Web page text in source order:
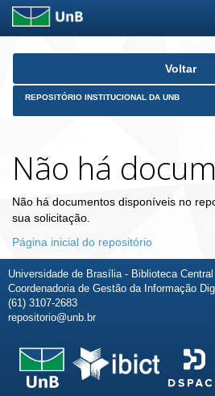
Skip
Voltar
REPOSITÓRIO INSTITUCIONAL DA UNB
Não há
Não há documentos disponíveis no
sua solicitação.
Página inicial do repositório
Universidade de Brasília - Biblioteca Central
Coordenadoria de Gestão da Informação
(61) 3107-2683
repositorio@unb.br